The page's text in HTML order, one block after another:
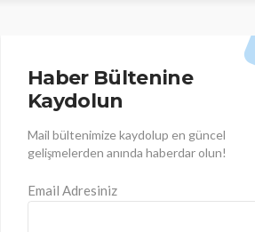
Haber Bültenine
Kaydolun
Mail bültenimize kaydolup en güncel
gelişmelerden anında haberdar olun!
Email Adresiniz